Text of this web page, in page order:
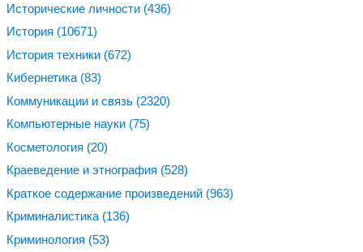
Исторические личности (436)
История (10671)
История техники (672)
Кибернетика (83)
Коммуникации и связь (2320)
Компьютерные науки (75)
Косметология (20)
Краеведение и этнография (528)
Краткое содержание произведений (963)
Криминалистика (136)
Криминология (53)